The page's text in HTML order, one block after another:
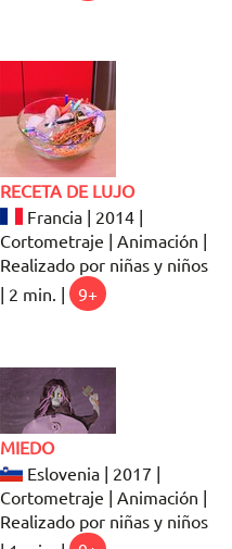
RECETA DE LUJO
Francia | 2014 |
Cortometraje | Animación |
Realizado por niñas y niños
| 2 min. |
9+
MIEDO
Eslovenia | 2017 |
Cortometraje | Animación |
Realizado por niñas y niños